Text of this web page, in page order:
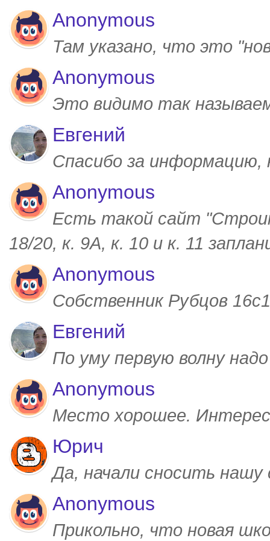
Anonymous
Там указано, что это
Anonymous
Это видимо так
Евгений
Спасибо за
Anonymous
Есть такой сайт
18/20, к. 9А, к. 10 и к. 11
Anonymous
Собственник Рубцов
Евгений
По уму первую волну
Anonymous
Место хорошее.
Юрич
Да, начали сносить
Anonymous
Прикольно, что новая